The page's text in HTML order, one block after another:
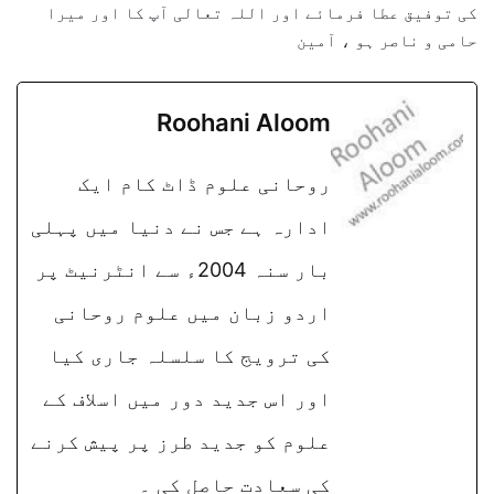
کی توفیق عطا فرمائے اور اللہ تعالی آپ کا اور میرا
حامی و ناصر ہو ، آمین
Roohani Aloom
روحانی علوم ڈاٹ کام ایک
ادارہ ہے جس نے دنیا میں پہلی
بار سنہ 2004ء سے انٹرنیٹ پر
اردو زبان میں علوم روحانی
کی ترویج کا سلسلہ جاری کیا
اور اس جدید دور میں اسلاف کے
علوم کو جدید طرز پر پیش کرنے
کی سعادت حاصل کی ۔